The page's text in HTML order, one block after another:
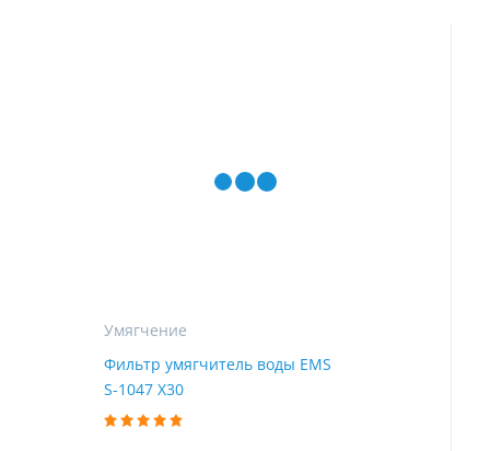
Умягчение
Фильтр умягчитель воды EMS
S-1047 X30